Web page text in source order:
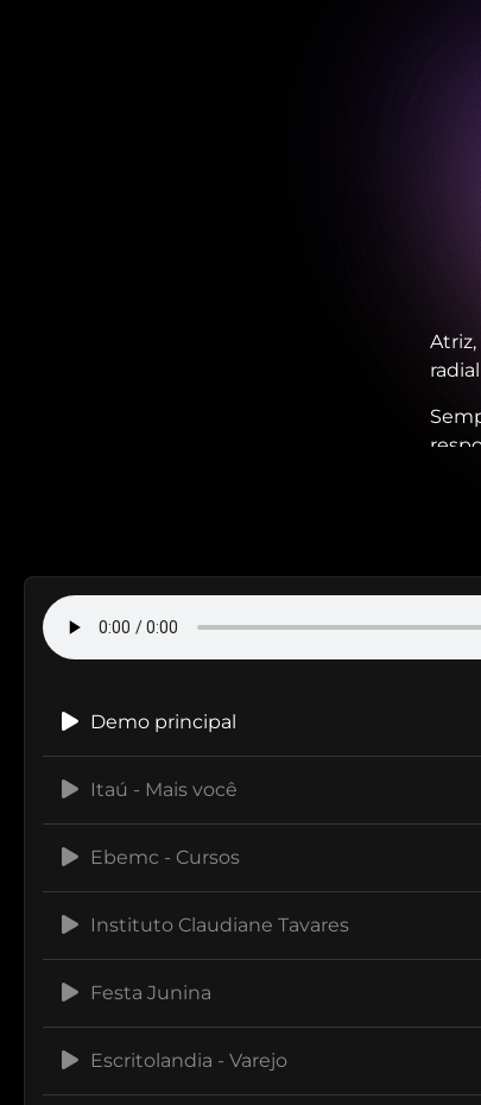
Demo principal
Itaú - Mais você
Ebemc - Cursos
Instituto Claudiane Tavares
Festa Junina
Escritolandia - Varejo